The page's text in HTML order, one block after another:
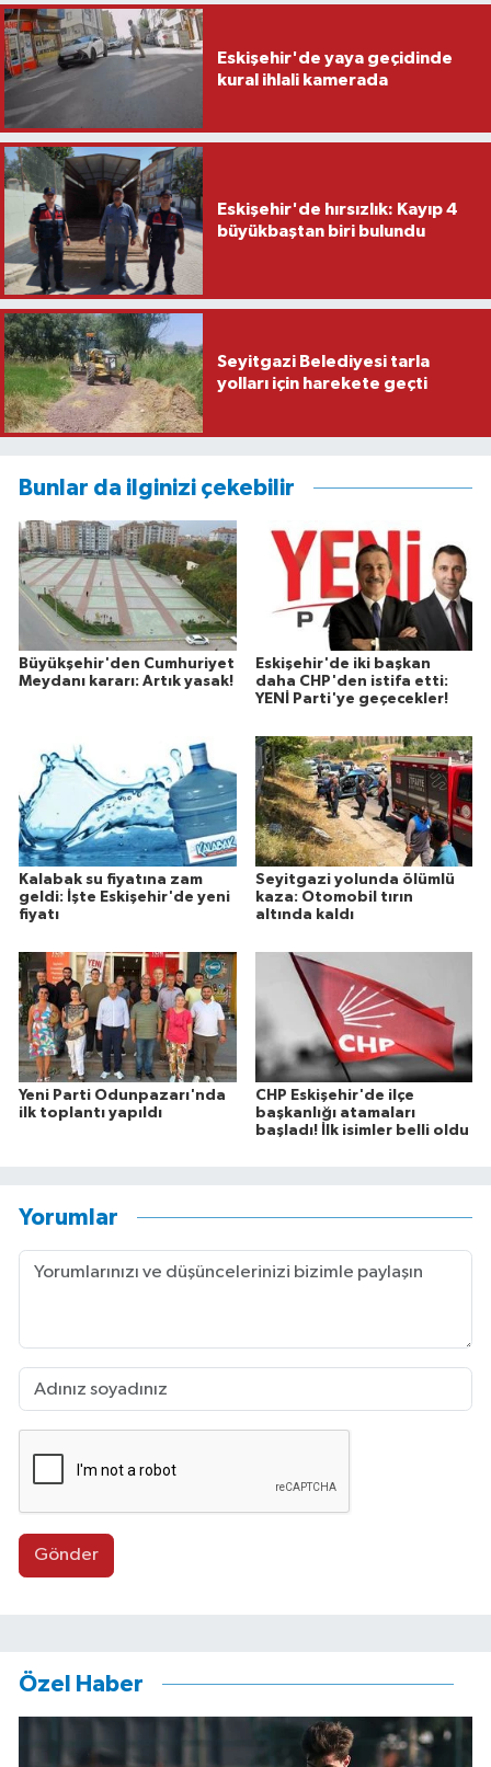
Eskişehir'de yaya geçidinde
kural ihlali kamerada
Eskişehir'de hırsızlık: Kayıp 4
büyükbaştan biri bulundu
Seyitgazi Belediyesi tarla
yolları için harekete geçti
Bunlar da ilginizi çekebilir
Büyükşehir'den Cumhuriyet
Meydanı kararı: Artık yasak!
Eskişehir'de iki başkan
daha CHP'den istifa etti:
YENİ Parti'ye geçecekler!
Kalabak su fiyatına zam
geldi: İşte Eskişehir'de yeni
fiyatı
Seyitgazi yolunda ölümlü
kaza: Otomobil tırın
altında kaldı
Yeni Parti Odunpazarı'nda
ilk toplantı yapıldı
CHP Eskişehir'de ilçe
başkanlığı atamaları
başladı! İlk isimler belli oldu
Yorumlar
Gönder
Özel Haber